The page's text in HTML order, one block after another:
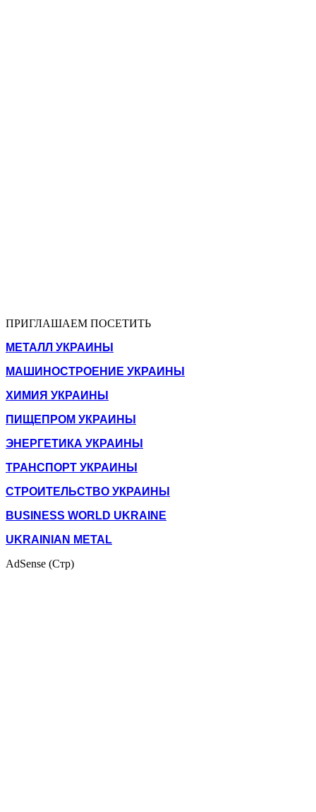
ПРИГЛАШАЕМ ПОСЕТИТЬ
МЕТАЛЛ УКРАИНЫ
МАШИНОСТРОЕНИЕ УКРАИНЫ
ХИМИЯ УКРАИНЫ
ПИЩЕПРОМ УКРАИНЫ
ЭНЕРГЕТИКА УКРАИНЫ
ТРАНСПОРТ УКРАИНЫ
СТРОИТЕЛЬСТВО УКРАИНЫ
BUSINESS WORLD UKRAINE
UKRAINIAN METAL
AdSense (Стр)